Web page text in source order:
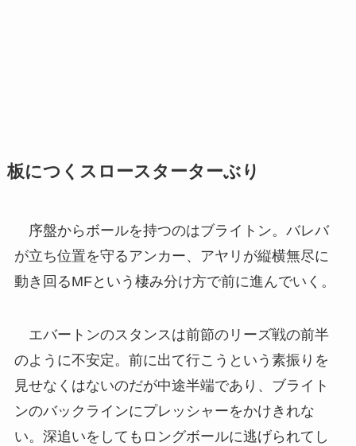
板につくスロースターターぶり
序盤からボールを持つのはブライトン。バレバ
が立ち位置を守るアンカー、アヤリが縦横無尽に
動き回るMFという棲み分け方で前に進んでいく。
エバートンのスタンスは前節のリーズ戦の前半
のように不安定。前に出て行こうという素振りを
見せなくはないのだが中途半端であり、ブライト
ンのバックラインにプレッシャーをかけきれな
い。深追いをしてもロングボールに逃げられてし